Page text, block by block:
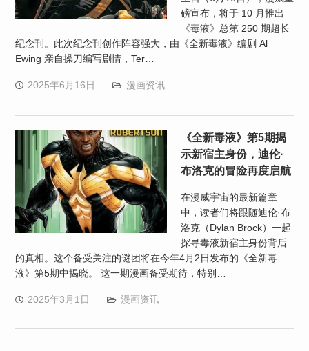
磅宣布，将于 10 月推出
《毒液》总第 250 期超长
纪念刊。此次纪念刊创作阵容强大，由《全新毒液》编剧 Al
Ewing 亲自操刀编写剧情，Ter…
2025年6月16日 漫画资讯
《全新毒液》第5期揭
示新宿主身份，迪伦·
布洛克的冒险再度启航
在漫威宇宙的最新篇章
中，读者们将跟随迪伦·布
洛克（Dylan Brock）一起
探寻毒液新宿主身份背后
的真相。这个备受关注的谜团将在今年4月2日发布的《全新毒
液》第5期中揭晓。 这一期漫画备受期待，特别…
2025年3月1日 漫画资讯